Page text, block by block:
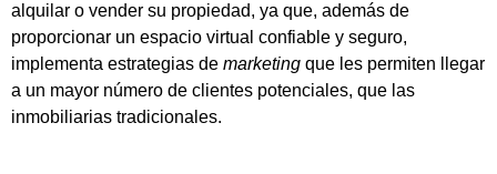
alquilar o vender su propiedad, ya que, además de
proporcionar un espacio virtual confiable y seguro,
implementa estrategias de marketing que les permiten llegar
a un mayor número de clientes potenciales, que las
inmobiliarias tradicionales.